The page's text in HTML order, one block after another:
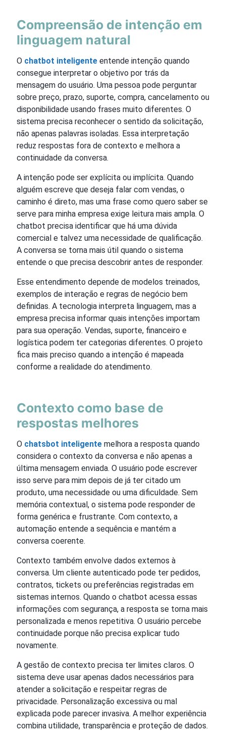
Compreensão de intenção em
linguagem natural
O chatbot inteligente entende intenção quando
consegue interpretar o objetivo por trás da
mensagem do usuário. Uma pessoa pode perguntar
sobre preço, prazo, suporte, compra, cancelamento ou
disponibilidade usando frases muito diferentes. O
sistema precisa reconhecer o sentido da solicitação,
não apenas palavras isoladas. Essa interpretação
reduz respostas fora de contexto e melhora a
continuidade da conversa.
A intenção pode ser explícita ou implícita. Quando
alguém escreve que deseja falar com vendas, o
caminho é direto, mas uma frase como quero saber se
serve para minha empresa exige leitura mais ampla. O
chatbot precisa identificar que há uma dúvida
comercial e talvez uma necessidade de qualificação.
A conversa se torna mais útil quando o sistema
entende o que precisa descobrir antes de responder.
Esse entendimento depende de modelos treinados,
exemplos de interação e regras de negócio bem
definidas. A tecnologia interpreta linguagem, mas a
empresa precisa informar quais intenções importam
para sua operação. Vendas, suporte, financeiro e
logística podem ter categorias diferentes. O projeto
fica mais preciso quando a intenção é mapeada
conforme a realidade do atendimento.
Contexto como base de
respostas melhores
O chatsbot inteligente melhora a resposta quando
considera o contexto da conversa e não apenas a
última mensagem enviada. O usuário pode escrever
isso serve para mim depois de já ter citado um
produto, uma necessidade ou uma dificuldade. Sem
memória contextual, o sistema pode responder de
forma genérica e frustrante. Com contexto, a
automação entende a sequência e mantém a
conversa coerente.
Contexto também envolve dados externos à
conversa. Um cliente autenticado pode ter pedidos,
contratos, tickets ou preferências registradas em
sistemas internos. Quando o chatbot acessa essas
informações com segurança, a resposta se torna mais
personalizada e menos repetitiva. O usuário percebe
continuidade porque não precisa explicar tudo
novamente.
A gestão de contexto precisa ter limites claros. O
sistema deve usar apenas dados necessários para
atender a solicitação e respeitar regras de
privacidade. Personalização excessiva ou mal
explicada pode parecer invasiva. A melhor experiência
combina utilidade, transparência e proteção de dados.